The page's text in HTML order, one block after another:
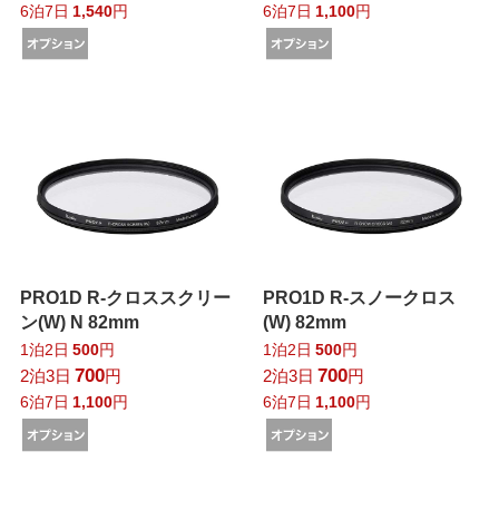
6泊7日 1,540円 6泊7日 1,100円
PRO1D R-クロススクリー
ン(W) N 82mm
1泊2日 500円
2泊3日 700円
6泊7日 1,100円
PRO1D R-スノークロス
(W) 82mm
1泊2日 500円
2泊3日 700円
6泊7日 1,100円